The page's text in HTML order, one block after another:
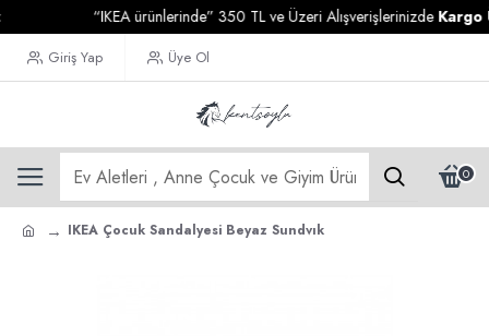
“IKEA ürünlerinde” 350 TL ve Üzeri AlışverişlerinizdeKargo
Giriş Yap Üye Ol
0
IKEA Çocuk Sandalyesi Beyaz Sundvık